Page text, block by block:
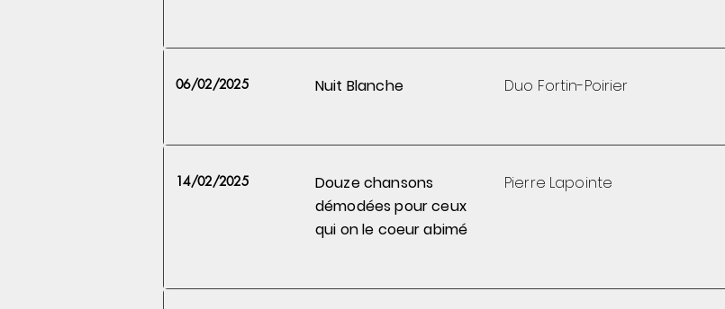
06/02/2025 Nuit Blanche Duo Fortin-Poirier
14/02/2025
Douze chansons
démodées pourceux
qui on le coeur abimé
Pierre Lapointe